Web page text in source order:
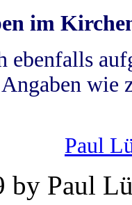
im
wie
Paul
Paul